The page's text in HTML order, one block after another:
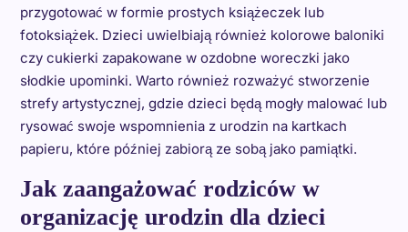
przygotować w formie prostych książeczek lub
fotoksiążek. Dzieci uwielbiają również kolorowe baloniki
czy cukierki zapakowane w ozdobne woreczki jako
słodkie upominki. Warto również rozważyć stworzenie
strefy artystycznej, gdzie dzieci będą mogły malować lub
rysować swoje wspomnienia z urodzin na kartkach
papieru, które później zabiorą ze sobą jako pamiątki.
Jak zaangażować rodziców w
organizację urodzin dla dzieci